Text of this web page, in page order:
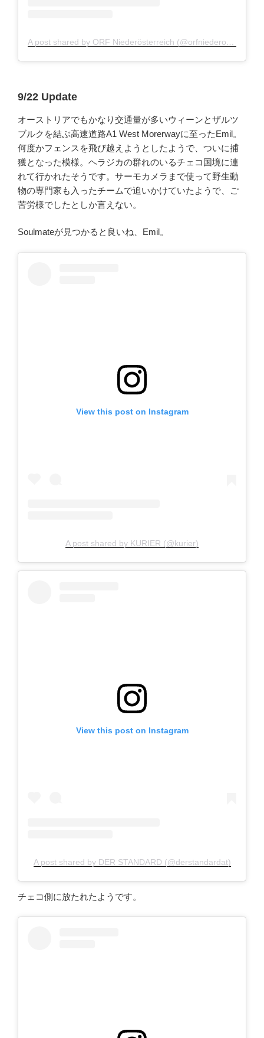
A post shared by ORF Niederösterreich (@orfniederoesterreich)
9/22 Update
オーストリアでもかなり交通量が多いウィーンとザルツ
ブルクを結ぶ高速道路A1 West Morerwayに至ったEmil。
何度かフェンスを飛び越えようとしたようで、ついに捕
獲となった模様。ヘラジカの群れのいるチェコ国境に連
れて行かれたそうです。サーモカメラまで使って野生動
物の専門家も入ったチームで追いかけていたようで、ご
苦労様でしたとしか言えない。
Soulmateが見つかると良いね、Emil。
View this post on Instagram
A post shared by KURIER (@kurier)
View this post on Instagram
A post shared by DER STANDARD (@derstandardat)
チェコ側に放たれたようです。